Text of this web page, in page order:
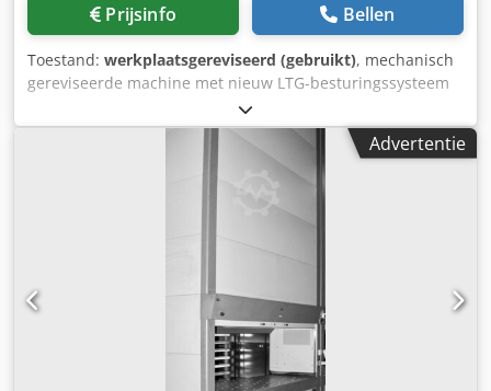
Prijsinfo Bellen
Toestand: werkplaatsgereviseerd (gebruikt), mechanisch
gereviseerde machine met nieuw LTG-besturingssysteem
StoreControl L Buitenafmetingen: Hoogte 8.760 mm
Breedte 2.778 mm Inbouwdiepte 2.800 mm Chedped Rh
Dvefx Ah Eea 2 identieke machines beschikbaar 48 dragers
met elk 340 kg laadvermogen in de duidelijke bruikbare
afmetingen: Breedte = 2.448 mm D = 816 mm H van 50 tot
Oppervlakken gereinigd, slijtage mogelijk
Prestatiewaarden: Verticale aandrijving 1 x 3,0 kW / 400
Volt Horizontale aandrijving 1 x 0,37 kW / 400 Volt Onder
voorbehoud van fouten, technische wijzigingen,
afwijkingen van de foto's Levering en installatie momenteel
Advertentie